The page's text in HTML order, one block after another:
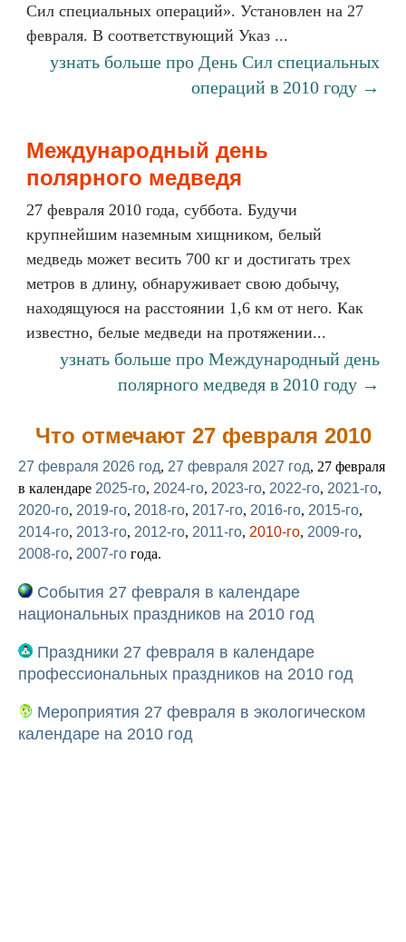
Сил специальных операций». Установлен на 27
февраля. В соответствующий Указ ...
узнать больше про День Сил специальных
операций в 2010 году →
Международный день
полярного медведя
27 февраля 2010 года, суббота. Будучи
крупнейшим наземным хищником, белый
медведь может весить 700 кг и достигать трех
метров в длину, обнаруживает свою добычу,
находящуюся на расстоянии 1,6 км от него. Как
известно, белые медведи на протяжении...
узнать больше про Международный день
полярного медведя в 2010 году →
Что отмечают 27 февраля 2010
27 февраля 2026 год, 27 февраля 2027 год, 27 февраля
в календаре 2025-го, 2024-го, 2023-го, 2022-го, 2021-го,
2020-го, 2019-го, 2018-го, 2017-го, 2016-го, 2015-го,
2014-го, 2013-го, 2012-го, 2011-го, 2010-го, 2009-го,
2008-го, 2007-го года.
События 27 февраля в календаре
национальных праздников на 2010 год
Праздники 27 февраля в календаре
профессиональных праздников на 2010 год
Мероприятия 27 февраля в экологическом
календаре на 2010 год